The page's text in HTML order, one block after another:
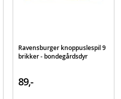
Ravensburger knoppuslespil 9
brikker - bondegårdsdyr
89,-